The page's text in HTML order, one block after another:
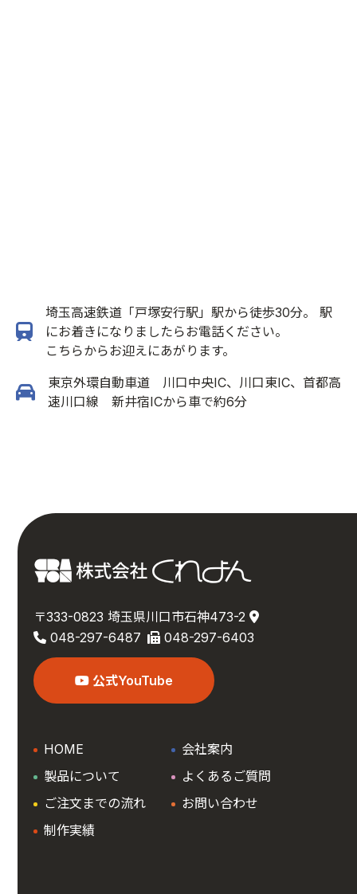
埼玉高速鉄道「戸塚安行駅」駅から徒歩30分。 駅
にお着きになりましたらお電話ください。
こちらからお迎えにあがります。
東京外環自動車道 川口中央IC、川口東IC、首都高
速川口線 新井宿ICから車で約6分
〒333-0823 埼玉県川口市石神473-2
048-297-6487
048-297-6403
公式YouTube
HOME
製品について
ご注文までの流れ
制作実績
会社案内
よくあるご質問
お問い合わせ